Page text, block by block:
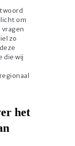
om
vragen
zo
die wij
het